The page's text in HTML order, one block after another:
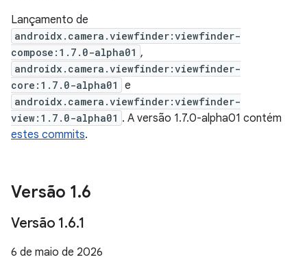
Lançamento de
androidx.camera.viewfinder:viewfinder-
compose:1.7.0-alpha01 ,
androidx.camera.viewfinder:viewfinder-
core:1.7.0-alpha01
e
androidx.camera.viewfinder:viewfinder-
view:1.7.0-alpha01 . A versão 1.7.0-alpha01 contém
estes commits.
Versão 1.6
Versão 1.6.1
6 de maio de 2026